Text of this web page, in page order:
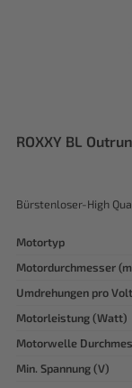
ROXXY BL
Bürstenloser-High
Motortyp
Motordurchmesser
Umdrehungen pro Volt
Motorleistung (Watt)
Motorwelle
Min. Spannung (V)